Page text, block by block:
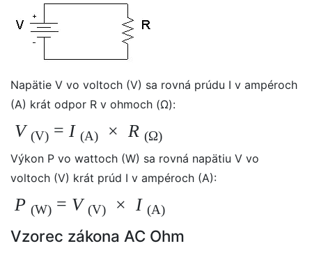
Napätie V vo voltoch (V) sa rovná prúdu I v ampéroch
(A) krát odpor R v ohmoch (Ω):
V(V) = I (A) × R (Ω)
Výkon P vo wattoch (W) sa rovná napätiu V vo
voltoch (V) krát prúd I v ampéroch (A):
P (W) = V(V) × I (A)
Vzorec zákona AC Ohm